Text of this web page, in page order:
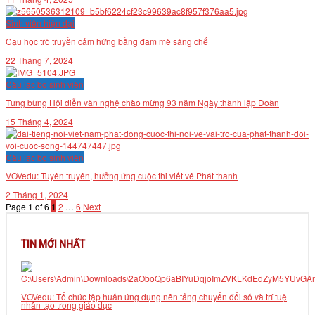
VĂN BẢN
Sinh viên hiện đại
Cậu học trò truyền cảm hứng bằng đam mê sáng chế
22 Tháng 7, 2024
Câu lạc bộ sinh viên
Tưng bừng Hội diễn văn nghệ chào mừng 93 năm Ngày thành lập Đoàn
15 Tháng 4, 2024
Câu lạc bộ sinh viên
VOVedu: Tuyên truyền, hưởng ứng cuộc thi viết về Phát thanh
2 Tháng 1, 2024
Page 1 of 6 1 2 … 6 Next
TIN MỚI NHẤT
VOVedu: Tổ chức tập huấn ứng dụng nền tảng chuyển đổi số và trí tuệ
nhân tạo trong giáo dục